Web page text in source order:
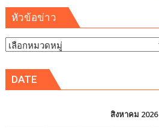
หัวข้อข่าว
หัวข้อ
DATE
สิงหาคม 2026